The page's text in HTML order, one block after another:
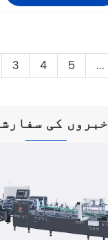
3 4 5 ...
خبروں کی